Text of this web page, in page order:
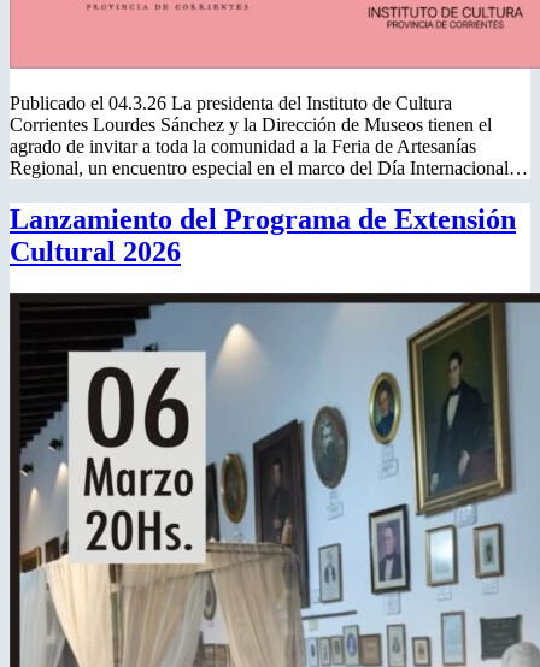
Publicado el 04.3.26 La presidenta del Instituto de Cultura
Corrientes Lourdes Sánchez y la Dirección de Museos tienen el
agrado de invitar a toda la comunidad a la Feria de Artesanías
Regional, un encuentro especial en el marco del Día Internacional…
Lanzamiento del Programa de Extensión
Cultural 2026